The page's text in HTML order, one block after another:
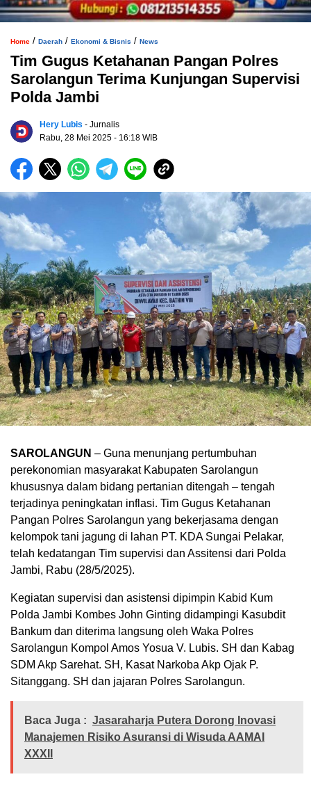
Home / Daerah / Ekonomi & Bisnis / News
Tim Gugus Ketahanan Pangan Polres
Sarolangun Terima Kunjungan Supervisi
Polda Jambi
Hery Lubis - Jurnalis
Rabu, 28 Mei 2025 - 16:18 WIB
SAROLANGUN – Guna menunjang pertumbuhan
perekonomian masyarakat Kabupaten Sarolangun
khususnya dalam bidang pertanian ditengah – tengah
terjadinya peningkatan inflasi. Tim Gugus Ketahanan
Pangan Polres Sarolangun yang bekerjasama dengan
kelompok tani jagung di lahan PT. KDA Sungai Pelakar,
telah kedatangan Tim supervisi dan Assitensi dari Polda
Jambi, Rabu (28/5/2025).
Kegiatan supervisi dan asistensi dipimpin Kabid Kum
Polda Jambi Kombes John Ginting didampingi Kasubdit
Bankum dan diterima langsung oleh Waka Polres
Sarolangun Kompol Amos Yosua V. Lubis. SH dan Kabag
SDM Akp Sarehat. SH, Kasat Narkoba Akp Ojak P.
Sitanggang. SH dan jajaran Polres Sarolangun.
Baca Juga : Jasaraharja Putera Dorong Inovasi
Manajemen Risiko Asuransi di Wisuda AAMAI
XXXII